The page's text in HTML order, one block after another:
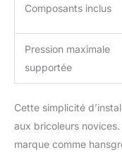
Composants inclus
Pression maximale
supportée
Cette simplicité
aux bricoleurs
marque comme